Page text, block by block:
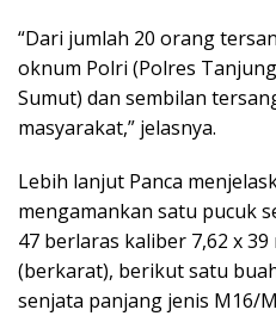
“Dari jumlah 20 orang
oknum Polri (Polres
Sumut) dan sembilan
masyarakat,” jelasnya.
Lebih lanjut Panca
mengamankan satu pucuk
47 berlaras kaliber 7,62 x
(berkarat), berikut satu
senjata panjang jenis M16/